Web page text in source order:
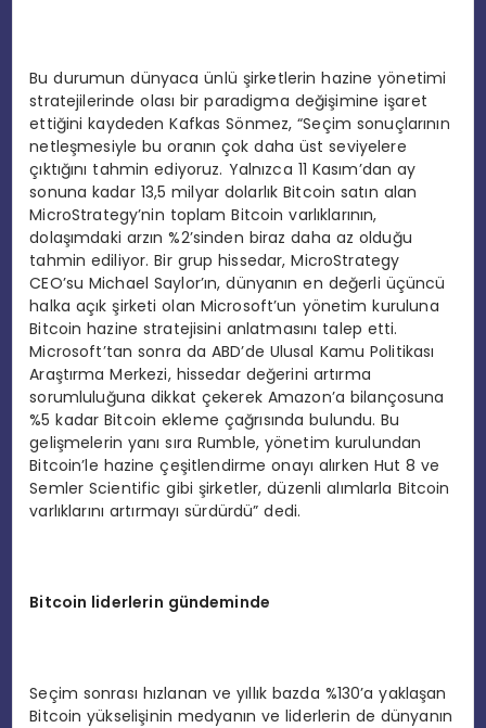
Bu durumun dünyaca ünlü şirketlerin hazine yönetimi
stratejilerinde olası bir paradigma değişimine işaret
ettiğini kaydeden Kafkas Sönmez, “Seçim sonuçlarının
netleşmesiyle bu oranın çok daha üst seviyelere
çıktığını tahmin ediyoruz. Yalnızca 11 Kasım’dan ay
sonuna kadar 13,5 milyar dolarlık Bitcoin satın alan
MicroStrategy’nin toplam Bitcoin varlıklarının,
dolaşımdaki arzın %2’sinden biraz daha az olduğu
tahmin ediliyor. Bir grup hissedar, MicroStrategy
CEO’su Michael Saylor’ın, dünyanın en değerli üçüncü
halka açık şirketi olan Microsoft’un yönetim kuruluna
Bitcoin hazine stratejisini anlatmasını talep etti.
Microsoft’tan sonra da ABD’de Ulusal Kamu Politikası
Araştırma Merkezi, hissedar değerini artırma
sorumluluğuna dikkat çekerek Amazon’a bilançosuna
%5 kadar Bitcoin ekleme çağrısında bulundu. Bu
gelişmelerin yanı sıra Rumble, yönetim kurulundan
Bitcoin’le hazine çeşitlendirme onayı alırken Hut 8 ve
Semler Scientific gibi şirketler, düzenli alımlarla Bitcoin
varlıklarını artırmayı sürdürdü” dedi.
Bitcoin liderlerin gündeminde
Seçim sonrası hızlanan ve yıllık bazda %130’a yaklaşan
Bitcoin yükselişinin medyanın ve liderlerin de dünyanın